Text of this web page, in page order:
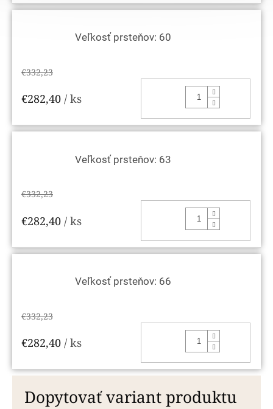
Veľkosť prsteňov: 60
€332,23
€282,40 / ks
Veľkosť prsteňov: 63
€332,23
€282,40 / ks
Veľkosť prsteňov: 66
€332,23
€282,40 / ks
Dopytovať variant produktu